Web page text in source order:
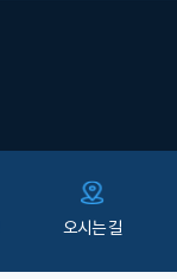
오시는 길